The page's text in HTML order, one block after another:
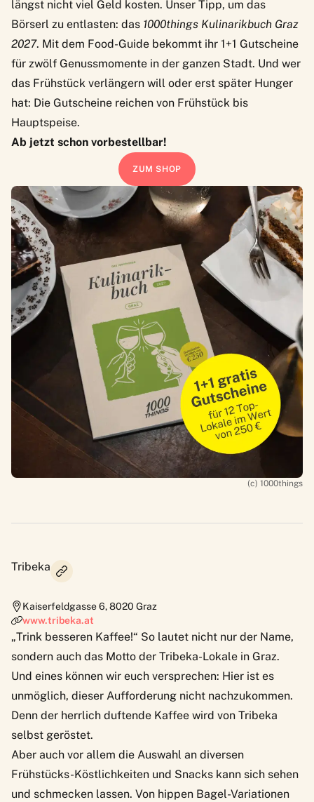
längst nicht viel Geld kosten. Unser Tipp, um das
Börserl zu entlasten: das 1000things Kulinarikbuch Graz
2027. Mit dem Food-Guide bekommt ihr 1+1 Gutscheine
für zwölf Genussmomente in der ganzen Stadt. Und wer
das Frühstück verlängern will oder erst später Hunger
hat: Die Gutscheine reichen von Frühstück bis
Hauptspeise.
Ab jetzt schon vorbestellbar!
ZUM SHOP
(c) 1000things
Tribeka
Kaiserfeldgasse 6,8020 Graz
www.tribeka.at
„Trink besseren Kaffee!“ So lautet nicht nur der Name,
sondern auch das Motto der Tribeka-Lokale in Graz.
Und eines können wir euch versprechen: Hier ist es
unmöglich, dieser Aufforderung nicht nachzukommen.
Denn der herrlich duftende Kaffee wird von Tribeka
selbst geröstet.
Aber auch vor allem die Auswahl an diversen
Frühstücks-Köstlichkeiten und Snacks kann sich sehen
und schmecken lassen. Von hippen Bagel-Variationen